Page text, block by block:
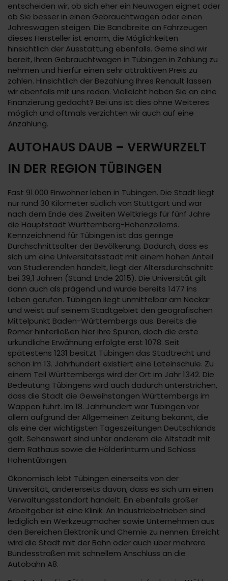
entscheiden wir, ob sich eher ein Neuwagen eignet oder
ob Sie besser in einen Gebrauchtwagen oder einen
Jahreswagen steigen. Die Bandbreite an Fahrzeugen
dieses Hersteller ist enorm, die Möglichkeiten
hinsichtlich der Ausstattung ebenfalls. Gerne sind wir
bereit, Ihren Gebrauchtwagen in Tübingen in Zahlung zu
nehmen und hierfür einen sehr attraktiven Preis zu
zahlen. Hinsichtlich der Bezahlung Ihres Renault lassen
wir ebenfalls mit uns reden. Vielleicht haben Sie an eine
Finanzierung gedacht? Bei uns ist dies ohne Weiteres
möglich und oftmals verzichten wir auch auf eine
Anzahlung.
AUTOHAUS DAUB – VERWURZELT
IN DER REGION TÜBINGEN
Fast 91.000 Einwohner leben in Tübingen. Die Stadt liegt
nur rund 30 Kilometer südlich von Stuttgart und war
nach dem Ende des Zweiten Weltkriegs für fünf Jahre
die Hauptstadt Württemberg-Hohenzollerns.
Kennzeichnend für Tübingen ist das geringe
Durchschnittsalter der Bevölkerung. Dadurch, dass es
sich um eine Universitätsstadt mit einem hohen Anteil
von Studierenden handelt, liegt der Altersdurchschnitt
bei 39,1 Jahren (Stand: Ende 2015). Die Universität gilt
dann auch als prägend und wurde bereits 1477 ins
Leben gerufen. Tübingen liegt unmittelbar am Neckar
und weist auf seinem Stadtgebiet den geografischen
Mittelpunkt Baden-Württembergs aus. Bereits die
Römer hinterließen hier ihre Spuren, doch die erste
urkundliche Erwähnung erfolgte erst 1078. Seit
spätestens 1231 besitzt Tübingen das Stadtrecht und
schon im 13. Jahrhundert existiert eine Lateinschule. Zu
einem Teil Württembergs wird der Ort im Jahr 1342. Die
Bedeutung Tübingens wird auch dadurch unterstrichen,
dass die Stadt die Geweihstangen Württembergs im
Wappen führt. Im 18. Jahrhundert war Tübingen vor
allem aufgrund der Allgemeinen Zeitung bekannt, die
als eine der wichtigsten Tageszeitungen Deutschlands
galt. Sehenswert sind unter anderem die Altstadt mit
dem Rathaus sowie die Hölderlinturm und Schloss
Hohentübingen.
Ökonomisch lebt Tübingen einerseits von der
Universität, andererseits davon, dass es sich um einen
Verwaltungsstandort handelt. Ein ebenfalls großer
Arbeitgeber ist eine Klinik. An Industriebetrieben sind
lediglich ein Werkzeugmacher sowie Unternehmen aus
den Bereichen Elektronik und Chemie zu nennen. Erreicht
wird die Stadt mit der Bahn oder auch über mehrere
Bundesstraßen mit schnellem Anschluss an die
Autobahn A8.